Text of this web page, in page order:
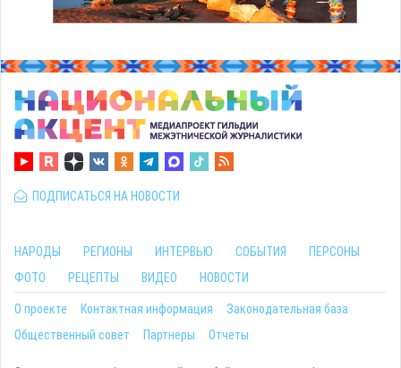
ПОДПИСАТЬСЯ НА НОВОСТИ
НАРОДЫ РЕГИОНЫ ИНТЕРВЬЮ СОБЫТИЯ
ПЕРСОНЫ
ФОТО
РЕЦЕПТЫ ВИДЕО НОВОСТИ
О проекте Контактная информация
Законодательная база
Общественный совет
Партнеры Отчеты